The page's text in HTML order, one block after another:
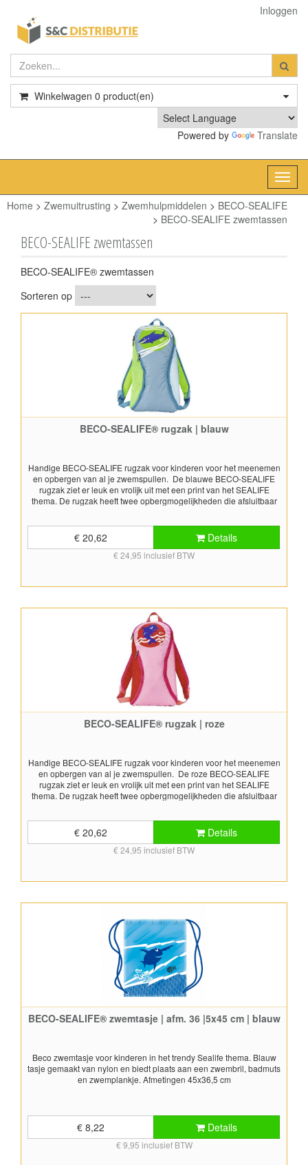
Inloggen
Winkelwagen 0 product(en)
Powered by Translate
Home > Zwemuitrusting > Zwemhulpmiddelen > BECO-SEALIFE
> BECO-SEALIFE zwemtassen
BECO-SEALIFE zwemtassen
BECO-SEALIFE® zwemtassen
Sorteren op
BECO-SEALIFE® rugzak | blauw
Handige BECO-SEALIFE rugzak voor kinderen voor het meenemen
en opbergen van al je zwemspullen. De blauwe BECO-SEALIFE
rugzak ziet er leuk en vrolijk uit met een print van het SEALIFE
thema. De rugzak heeft twee opbergmogelijkheden die afsluitbaar
met opengewerkt mesh zodat lucht in de afgesloten rugtas kan
komen, bij de natte zwemspullen. Het rugzakje heeft een
gewatteerde rugsteun en schouderbanden voor extra draagcomfort.
€ 20,62 Details
€ 24,95 inclusief BTW
BECO-SEALIFE® rugzak | roze
Handige BECO-SEALIFE rugzak voor kinderen voor het meenemen
en opbergen van al je zwemspullen. De roze BECO-SEALIFE
rugzak ziet er leuk en vrolijk uit met een print van het SEALIFE
thema. De rugzak heeft twee opbergmogelijkheden die afsluitbaar
met opengewerkt mesh zodat lucht in de afgesloten rugtas kan
komen, bij de natte zwemspullen. Het rugzakje heeft een
gewatteerde rugsteun en schouderbanden voor extra draagcomfort.
€ 20,62 Details
€ 24,95 inclusief BTW
BECO-SEALIFE® zwemtasje | afm. 36 |5x45 cm | blauw
Beco zwemtasje voor kinderen in het trendy Sealife thema. Blauw
tasje gemaakt van nylon en biedt plaats aan een zwembril, badmuts
en zwemplankje. Afmetingen 45x36,5 cm
€ 8,22 Details
€ 9,95 inclusief BTW